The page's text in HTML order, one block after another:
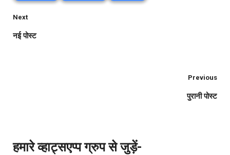
Next
नई पोस्ट
Previous
पुरानी पोस्ट
हमारे व्हाट्सएप्प ग्रुप से जुड़ें-